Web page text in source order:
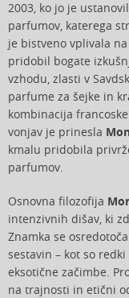
2003, ko jo je
parfumov, katerega
je bistveno vplivala
pridobil bogate
vzhodu, zlasti v
parfume za šejke in
kombinacija
vonjav je prinesla
kmalu pridobila
parfumov.
Osnovna filozofija
intenzivnih dišav, ki
Znamka se
sestavin – kot so
eksotične začimbe.
na trajnosti in etični